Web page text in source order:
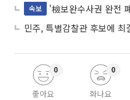
속보
'檢보완수사권 완전 폐지' 법
좋아요
0
화나요
0